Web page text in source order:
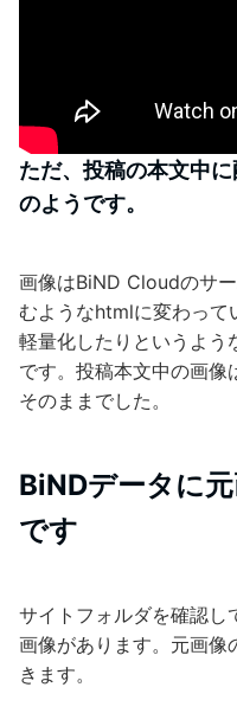
ただ、投稿の本文中
のようです。
画像はBiND Cloudのサ
むようなhtmlに変わって
軽量化したりというよう
です。投稿本文中の画
そのままでした。
BiNDデータに
です
サイトフォルダを確認
画像があります。元画像
きます。